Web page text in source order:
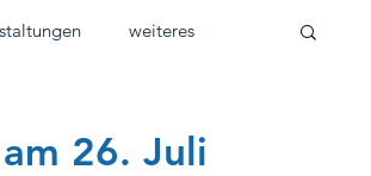
weiteres
26. Juli